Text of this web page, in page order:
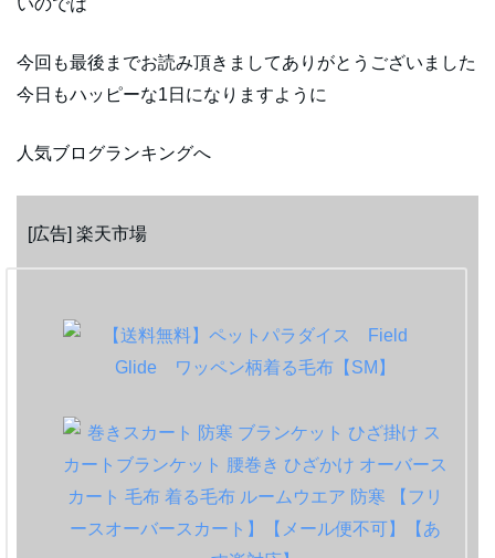
いのでは
今回も最後までお読み頂きましてありがとうございました
今日もハッピーな1日になりますように
人気ブログランキングへ
[広告] 楽天市場